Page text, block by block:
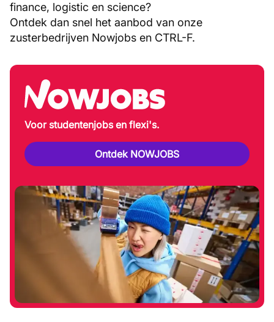
finance, logistic en science?
Ontdek dan snel het aanbod van onze
zusterbedrijven Nowjobs en CTRL-F.
Voor studentenjobs en flexi's.
Ontdek NOWJOBS